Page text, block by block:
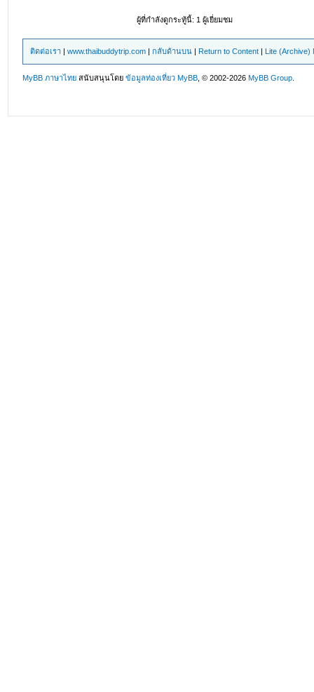
ผู้ที่กำลังดูกระทู้นี้: 1 ผู้เยี่ยมชม
ติดต่อเรา |www.thaibuddytrip.com |กลับด้านบน | Return to Content | Lite (Archive)
MyBB ภาษาไทย สนับสนุนโดยข้อมูลท่องเที่ยว MyBB , © 2002-2026MyBB Group